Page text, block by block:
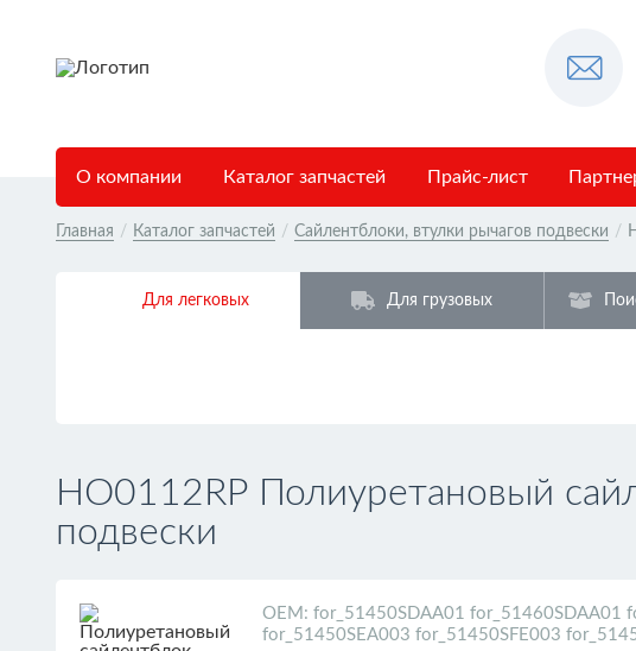
О компании Каталог запчастей Прайс-лист
Главная / Каталог запчастей / Сайлентблоки, втулки рычагов подвески /
Для легковых Для грузовых
HO0112RP Полиуретановый
подвески
ОЕМ: for_51450SDAA01 for_51460SDAA01
for_51450SEA003 for_51450SFE003